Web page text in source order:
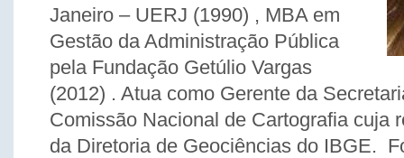
Janeiro – UERJ (1990) , MBA em
Gestão da Administração Pública
pela Fundação Getúlio Vargas
(2012) . Atua como Gerente da
Comissão Nacional de Cartografia cuja
da Diretoria de Geociências do IBGE.